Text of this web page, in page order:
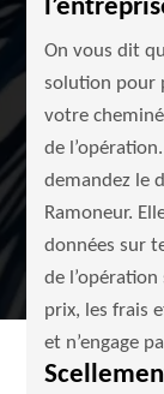
On vous dit
solution pour
votre
de
demandez le
Ramoneur.
données sur
de
prix, les frais
et n’engage